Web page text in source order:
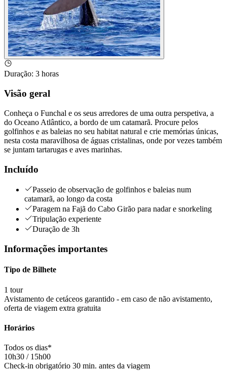
Duração: 3 horas
Visão geral
Conheça o Funchal e os seus arredores de uma outra perspetiva, a
do Oceano Atlântico, a bordo de um catamarã. Procure pelos
golfinhos e as baleias no seu habitat natural e crie memórias únicas,
nesta costa maravilhosa de águas cristalinas, onde por vezes também
se juntam tartarugas e aves marinhas.
Incluído
Passeio de observação de golfinhos e baleias num
catamarã, ao longo da costa
Paragem na Fajã do Cabo Girão para nadar e snorkeling
Tripulação experiente
Duração de 3h
Informações importantes
Tipo de Bilhete
1 tour
Avistamento de cetáceos garantido - em caso de não avistamento,
oferta de viagem extra gratuita
Horários
Todos os dias*
10h30 / 15h00
Check-in obrigatório 30 min. antes da viagem